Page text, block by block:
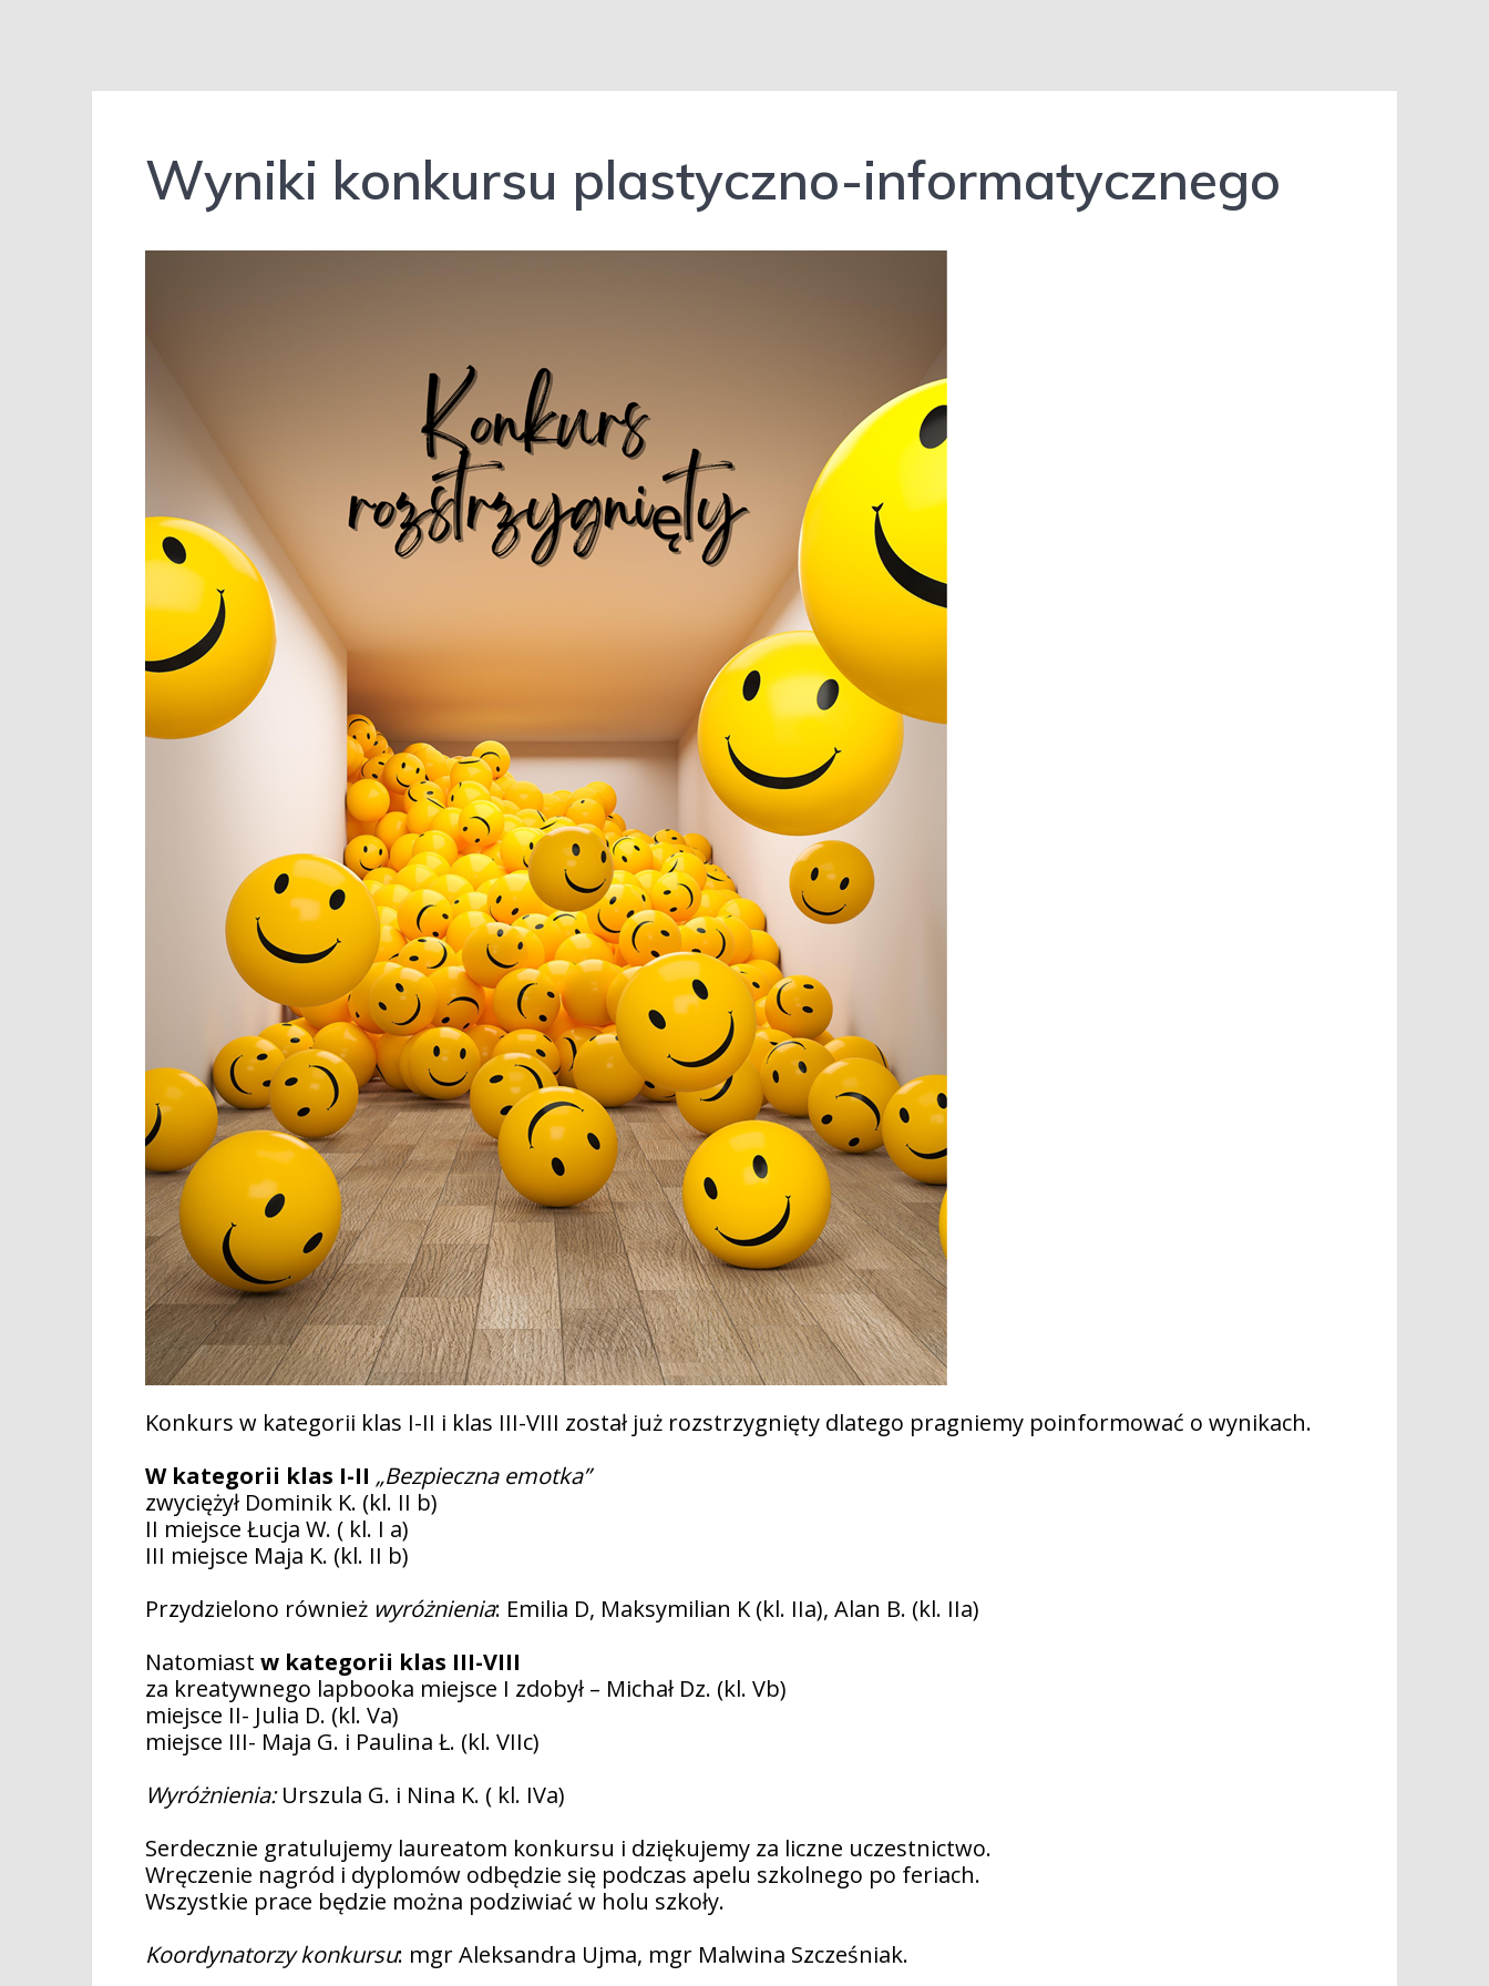
Wyniki konkursu plastyczno-informatycznego
Konkurs w kategorii klas I-II i klas III-VIII został już rozstrzygnięty dlatego pragniemy poinformować o wynikach.
W kategorii klas I-II „Bezpieczna emotka”
zwyciężył Dominik K. (kl. II b)
II miejsce Łucja W. ( kl. I a)
III miejsce Maja K. (kl. II b)
Przydzielono również wyróżnienia: Emilia D, Maksymilian K (kl. IIa), Alan B. (kl. IIa)
Natomiastw kategorii klas III-VIII
za kreatywnego lapbooka miejsce I zdobył – Michał Dz. (kl. Vb)
miejsce II- Julia D. (kl. Va)
miejsce III- Maja G. i Paulina Ł. (kl. VIIc)
Wyróżnienia:Urszula G. i Nina K. ( kl. IVa)
Serdecznie gratulujemy laureatom konkursu i dziękujemy za liczne uczestnictwo.
Wręczenie nagród i dyplomów odbędzie się podczas apelu szkolnego po feriach.
Wszystkie prace będzie można podziwiać w holu szkoły.
Koordynatorzy konkursu: mgr Aleksandra Ujma, mgr Malwina Szcześniak.